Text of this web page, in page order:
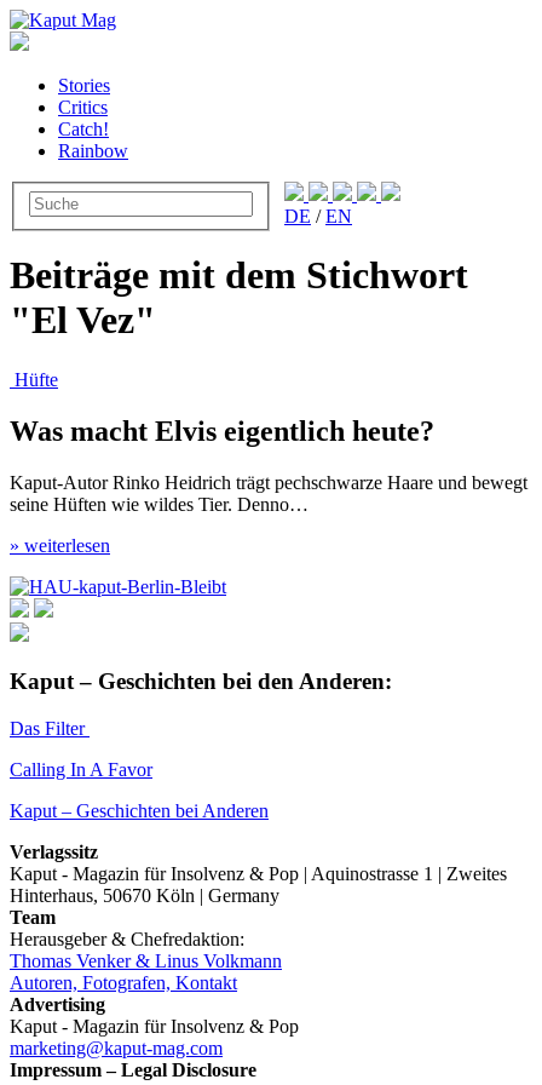
Stories
Critics
Catch!
Rainbow
DE /EN
Beiträge mit dem Stichwort
"El Vez"
Hüfte
Was macht Elvis eigentlich heute?
Kaput-Autor Rinko Heidrich trägt pechschwarze Haare und bewegt
seine Hüften wie wildes Tier. Denno…
» weiterlesen
Kaput – Geschichten bei den Anderen:
Das Filter
Calling In A Favor
Kaput – Geschichten bei Anderen
Verlagssitz
Kaput - Magazin für Insolvenz & Pop | Aquinostrasse 1 | Zweites
Hinterhaus, 50670 Köln | Germany
Team
Herausgeber & Chefredaktion:
Thomas Venker & Linus Volkmann
Autoren, Fotografen, Kontakt
Advertising
Kaput - Magazin für Insolvenz & Pop
marketing@kaput-mag.com
Impressum – Legal Disclosure